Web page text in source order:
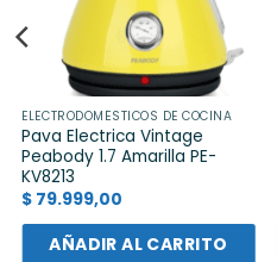
ELECTRODOMÉSTICOS DE COCINA
Pava Electrica Vintage
Peabody 1.7 Amarilla PE-
KV8213
$ 79.999,00
AÑADIR AL CARRITO